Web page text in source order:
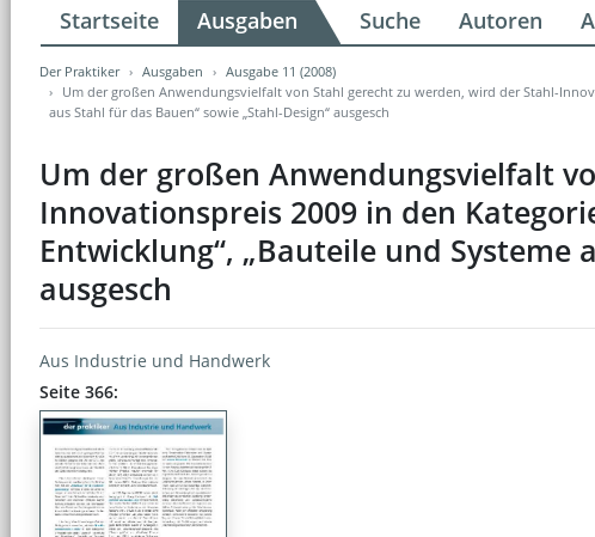
Startseite Ausgaben Suche Autoren
Der Praktiker Ausgaben
Ausgabe 11 (2008)
Um der großen Anwendungsvielfalt von Stahl gerecht zu werden, wird der Stahl-
aus Stahl für das Bauen“ sowie „Stahl-Design“ ausgesch
Um der großen Anwendungsvielfalt
Innovationspreis 2009 in den
Entwicklung“, „Bauteile und Systeme
ausgesch
Aus Industrie und Handwerk
Seite 366: